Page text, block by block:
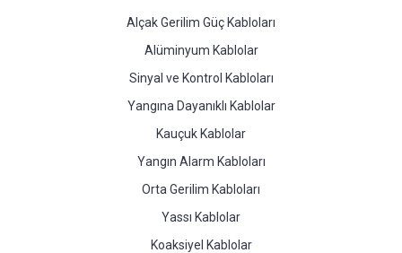
Alçak Gerilim Güç Kabloları
Alüminyum Kablolar
Sinyal ve Kontrol Kabloları
Yangına Dayanıklı Kablolar
Kauçuk Kablolar
Yangın Alarm Kabloları
Orta Gerilim Kabloları
Yassı Kablolar
Koaksiyel Kablolar